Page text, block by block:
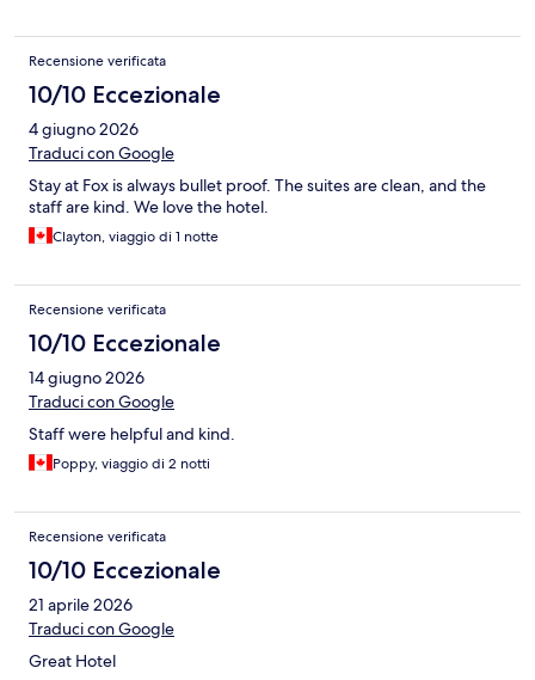
Recensione verificata
10/10 Eccezionale
4 giugno 2026
Traduci con Google
Stay at Fox is always bullet proof. The suites are clean, and the
staff are kind. We love the hotel.
Clayton, viaggio di 1 notte
Recensione verificata
10/10 Eccezionale
14 giugno 2026
Traduci con Google
Staff were helpful and kind.
Poppy, viaggio di 2 notti
Recensione verificata
10/10 Eccezionale
21 aprile 2026
Traduci con Google
Great Hotel